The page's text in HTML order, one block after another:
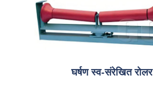
घर्षण स्व-संरेखित रोलर